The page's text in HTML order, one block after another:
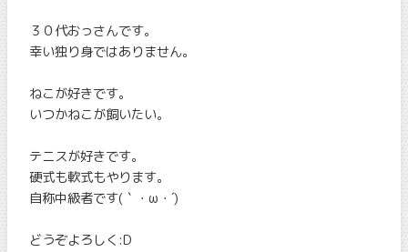
３０代おっさんです。
幸い独り身ではありません。
ねこが好きです。
いつかねこが飼いたい。
テニスが好きです。
硬式も軟式もやります。
自称中級者です(｀・ω・´)
どうぞよろしく:D